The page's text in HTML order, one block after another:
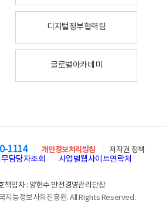
디지털정부협력팀
글로벌아카데미
1114 개인정보처리방침
저작권 정책
담당자조회 사업별웹사이트연락처
책임자 : 양현수 안전경영관리단장
지능정보사회진흥원. All Rights Reserved.